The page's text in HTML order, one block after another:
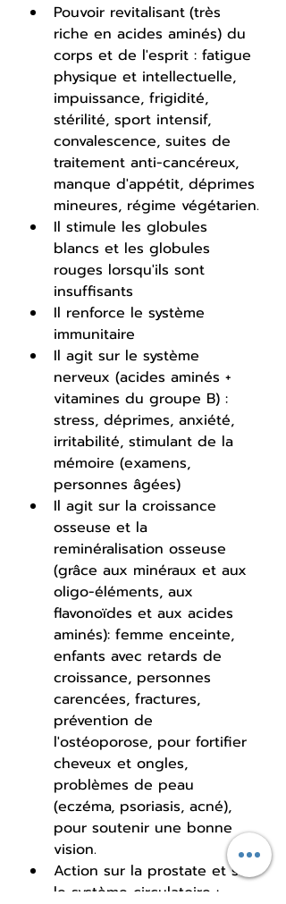
Pouvoir revitalisant (très
riche en acides aminés) du
corps et de l'esprit : fatigue
physique et intellectuelle,
impuissance, frigidité,
stérilité, sport intensif,
convalescence, suites de
traitement anti-cancéreux,
manque d'appétit, déprimes
mineures, régime végétarien.
Il stimule les globules
blancs et les globules
rouges lorsqu'ils sont
insuffisants
Il renforce le système
immunitaire
Il agit sur le système
nerveux (acides aminés +
vitamines du groupe B) :
stress, déprimes, anxiété,
irritabilité, stimulant de la
mémoire (examens,
personnes âgées)
Il agit sur la croissance
osseuse et la
reminéralisation osseuse
(grâce aux minéraux et aux
oligo-éléments, aux
flavonoïdes et aux acides
aminés): femme enceinte,
enfants avec retards de
croissance, personnes
carencées, fractures,
prévention de
l'ostéoporose, pour fortifier
cheveux et ongles,
problèmes de peau
(eczéma, psoriasis, acné),
pour soutenir une bonne
vision.
Action sur la prostate et sur
le système circulatoire :